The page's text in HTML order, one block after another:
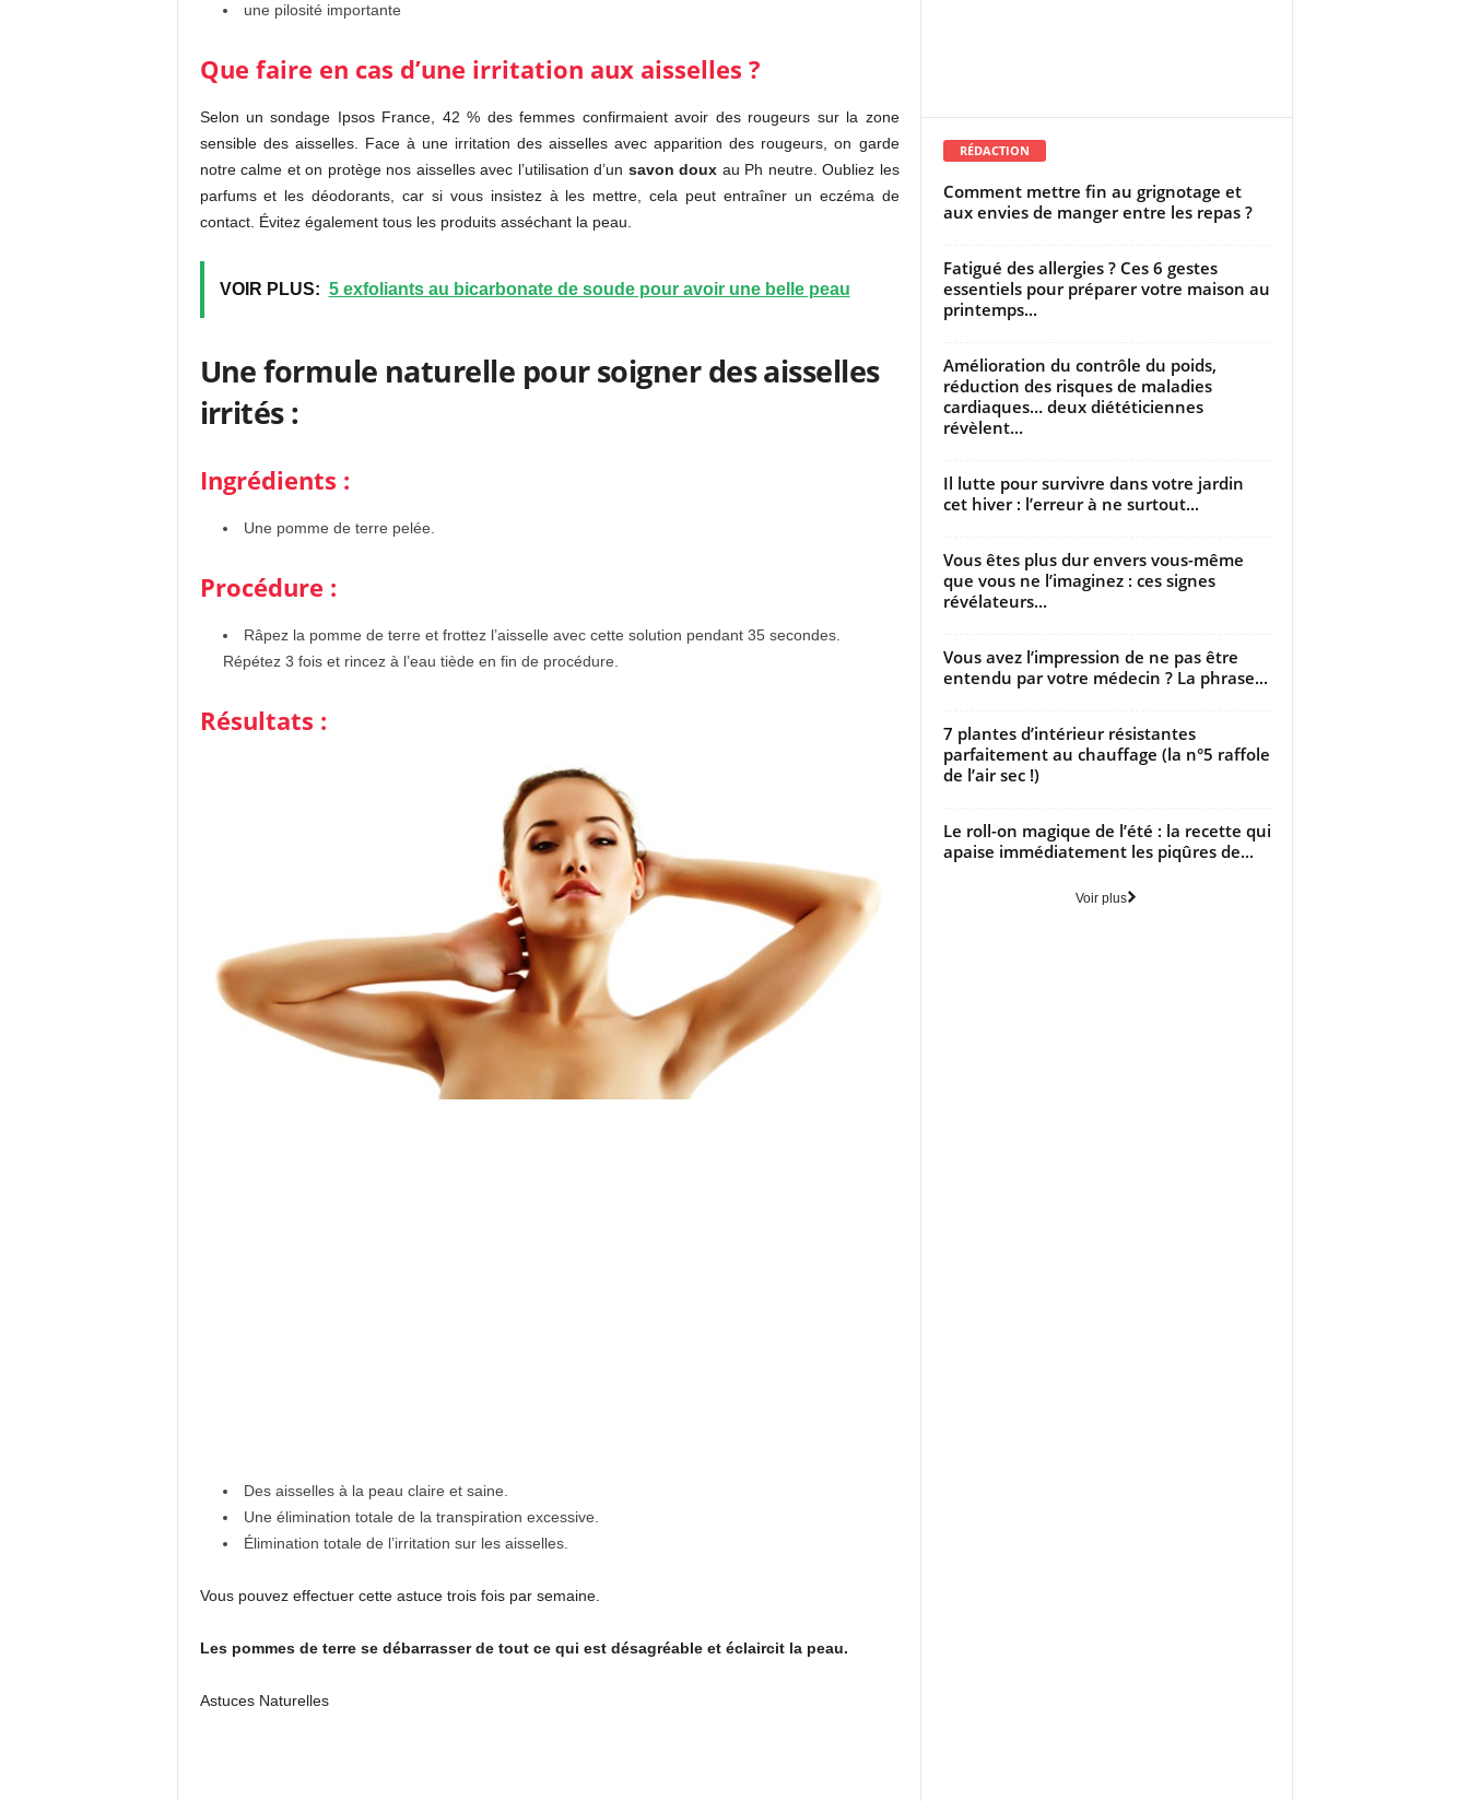
une pilosité importante
Que faire en cas d’une irritation aux aisselles ?
Selon un sondage Ipsos France, 42 % des femmes confirmaient avoir des rougeurs sur la zone
sensible des aisselles. Face à une irritation des aisselles avec apparition des rougeurs, on garde
notre calme et on protège nos aisselles avec l’utilisation d’un savon doux au Ph neutre. Oubliez les
parfums et les déodorants, car si vous insistez à les mettre, cela peut entraîner un eczéma de
contact. Évitez également tous les produits asséchant la peau.
VOIR PLUS: 5 exfoliants au bicarbonate de soude pour avoir une belle peau
Une formule naturelle pour soigner des aisselles
irrités :
Ingrédients :
Une pomme de terre pelée.
Procédure :
Râpez la pomme de terre et frottez l’aisselle avec cette solution pendant 35 secondes.
Répétez 3 fois et rincez à l’eau tiède en fin de procédure.
Résultats :
Des aisselles à la peau claire et saine.
Une élimination totale de la transpiration excessive.
Élimination totale de l’irritation sur les aisselles.
Vous pouvez effectuer cette astuce trois fois par semaine.
Les pommes de terre se débarrasser de tout ce qui est désagréable et éclaircit la peau.
Astuces Naturelles
RÉDACTION
Comment mettre fin au grignotage et
aux envies de manger entre les repas ?
Fatigué des allergies ? Ces 6 gestes
essentiels pour préparer votre maison au
printemps...
Amélioration du contrôle du poids,
réduction des risques de maladies
cardiaques… deux diététiciennes
révèlent...
Il lutte pour survivre dans votre jardin
cet hiver : l’erreur à ne surtout...
Vous êtes plus dur envers vous-même
que vous ne l’imaginez : ces signes
révélateurs...
Vous avez l’impression de ne pas être
entendu par votre médecin ? La phrase...
7 plantes d’intérieur résistantes
parfaitement au chauffage (la n°5 raffole
de l’air sec !)
Le roll-on magique de l’été : la recette qui
apaise immédiatement les piqûres de...
Voir plus